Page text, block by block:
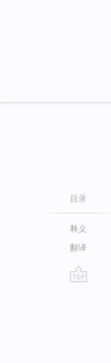
目录
释义
翻译